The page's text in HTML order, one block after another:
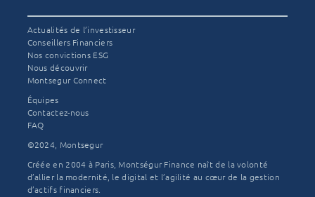
nouvelle
tension
des
taux
Montségur
Actualités de l’investisseur
Conseillers Financiers
Nos convictions ESG
Nous découvrir
Montsegur Connect
Équipes
Contactez-nous
FAQ
©2024, Montsegur
Créée en 2004 à Paris, Montségur Finance naît de la volonté
d’allier la modernité, le digital et l’agilité au cœur de la gestion
d’actifs financiers.